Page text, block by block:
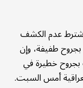
عدم الكشف
طفيفة، وإن
بجروح خطيرة في
أمس السبت.